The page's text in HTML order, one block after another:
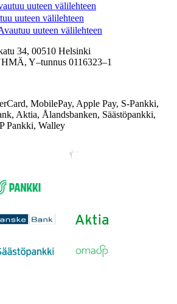
uuteen välilehteen
uuteen välilehteen
uuteen välilehteen
34, 00510 Helsinki
Y–tunnus 0116323–1
MobilePay, Apple Pay, S-Pankki,
Aktia, Ålandsbanken, Säästöpankki,
Pankki, Walley